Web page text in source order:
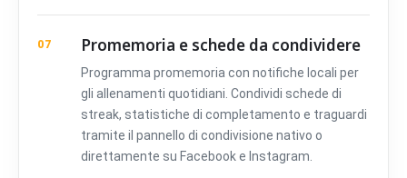
07 Promemoria e schede da condividere
Programma promemoria con notifiche locali per
gli allenamenti quotidiani. Condividi schede di
streak, statistiche di completamento e traguardi
tramite il pannello di condivisione nativo o
direttamente su Facebook e Instagram.